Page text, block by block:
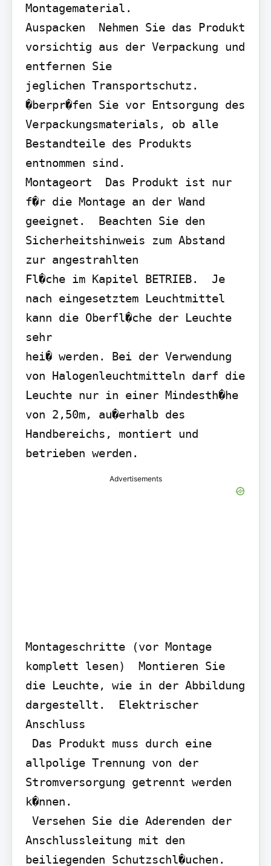
Montagematerial.
Auspacken  Nehmen Sie das Produkt
vorsichtig aus der Verpackung und
entfernen Sie
jeglichen Transportschutz.
�berpr�fen Sie vor Entsorgung des
Verpackungsmaterials, ob alle
Bestandteile des Produkts
entnommen sind.
Montageort  Das Produkt ist nur
f�r die Montage an der Wand
geeignet.  Beachten Sie den
Sicherheitshinweis zum Abstand
zur angestrahlten
Fl�che im Kapitel BETRIEB.  Je
nach eingesetztem Leuchtmittel
kann die Oberfl�che der Leuchte
sehr
hei� werden. Bei der Verwendung
von Halogenleuchtmitteln darf die
Leuchte nur in einer Mindesth�he
von 2,50m, au�erhalb des
Handbereichs, montiert und
betrieben werden.
Advertisements
Montageschritte (vor Montage
komplett lesen)  Montieren Sie
die Leuchte, wie in der Abbildung
dargestellt.  Elektrischer
Anschluss
allpolige Trennung von der
Stromversorgung getrennt werden
k�nnen.
Anschlussleitung mit den
beiliegenden Schutzschl�uchen.